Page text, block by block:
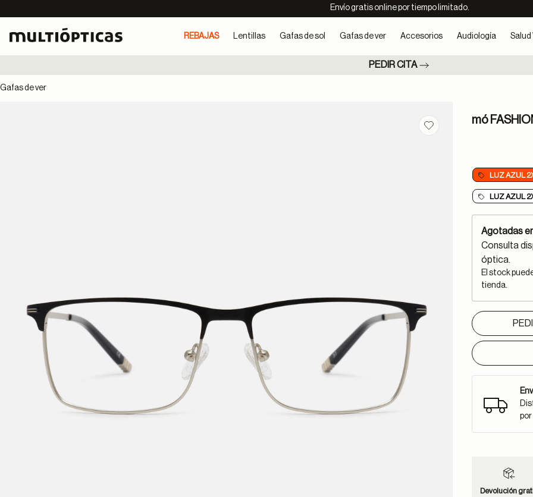
Envío gratis online por tiempo limitado.
REBAJAS Lentillas Gafas de sol Gafas de ver Accesorios Audiología Salud
PEDIR CITA
Gafas de ver
Guardar en favoritos
mó
LUZ AZUL
LUZ AZUL
Agotadas
Consulta
óptica.
El stock
tienda.
Devolución